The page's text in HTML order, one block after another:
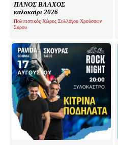
ΠΑΝΟΣ ΒΛΑΧΟΣ
καλοκαίρι 2026
Πολιτιστικός Χώρος Συλλόγου Χρούσσων
Σύρου